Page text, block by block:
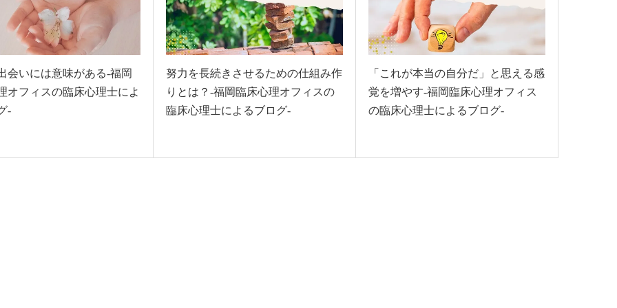
会いには意味がある-福岡
オフィスの臨床心理士によ
-
努力を長続きさせるための仕組み作
りとは？-福岡臨床心理オフィスの
臨床心理士によるブログ-
「これが本当の自分だ」と思える感
覚を増やす-福岡臨床心理オフィス
の臨床心理士によるブログ-